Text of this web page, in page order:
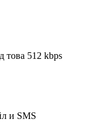
това 512 kbps
и SMS